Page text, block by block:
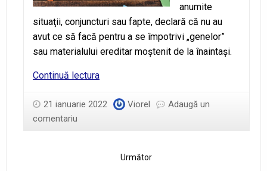
anumite
situaţii, conjuncturi sau fapte, declară că nu au
avut ce să facă pentru a se împotrivi „genelor”
sau materialului ereditar moştenit de la înaintaşi.
Continuă lecturaEşti
să
21 ianuarie 2022 Viorel
Adaugă un
comentariu
Următor